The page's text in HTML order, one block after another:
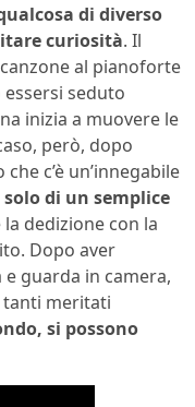
di diverso
curiosità. Il
al pianoforte
seduto
inizia a muovere le
però, dopo
c’è un’innegabile
di un semplice
dedizione con la
Dopo aver
guarda in camera,
tanti meritati
si possono